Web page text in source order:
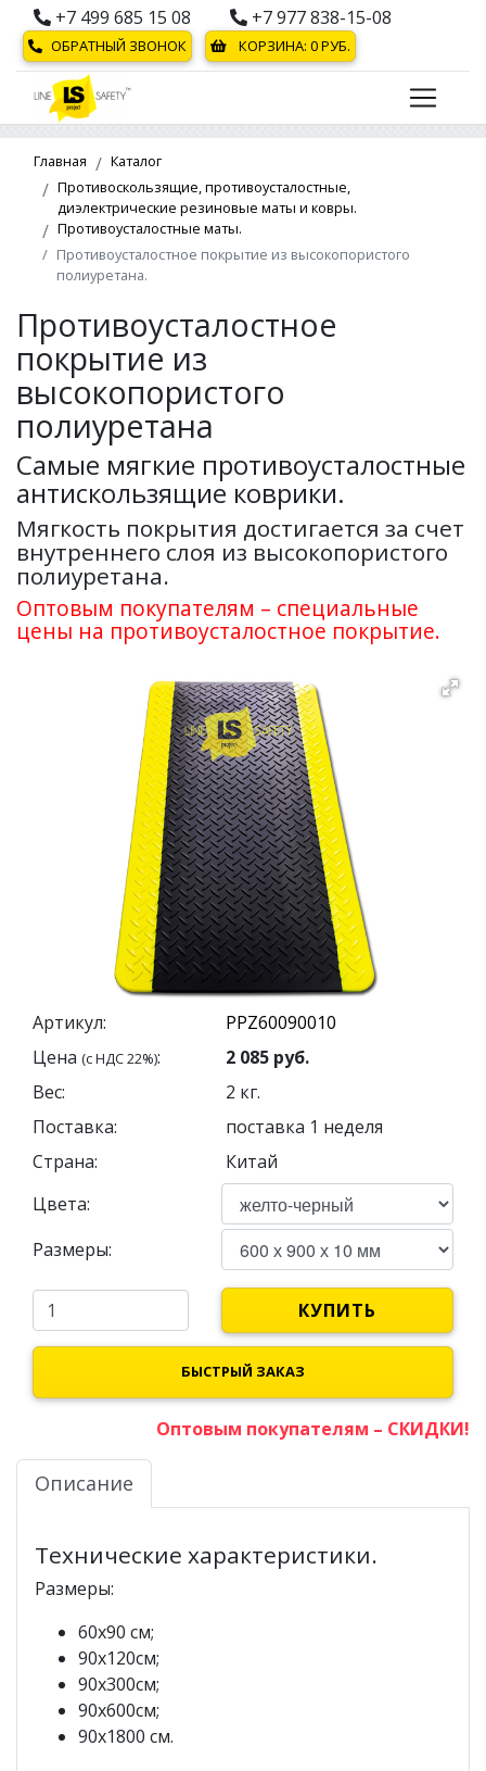
+7 499 685 15 08 +7 977 838-15-08
ОБРАТНЫЙ ЗВОНОК КОРЗИНА: 0РУБ.
Главная
Каталог
Противоскользящие, противоусталостные,
диэлектрические резиновые маты и ковры.
Противоусталостные маты.
Противоусталостное покрытие из высокопористого
полиуретана.
Противоусталостное
покрытие из
высокопористого
полиуретана
Самые мягкие противоусталостные
антискользящие коврики.
Мягкость покрытия достигается за счет
внутреннего слоя из высокопористого
полиуретана.
Оптовым покупателям – специальные
цены на противоусталостное покрытие.
Артикул:
Цена (с НДС 22%): 2 085 руб.
Вес:
2 кг.
Поставка:
поставка 1 неделя
Страна:
Китай
Цвета:
Размеры:
КУПИТЬ
БЫСТРЫЙ ЗАКАЗ
Оптовым покупателям – СКИДКИ!
Описание
Технические характеристики.
Размеры:
60х90 см;
90х120см;
90х300см;
90х600см;
90х1800 см.